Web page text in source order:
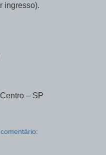
ingresso).
– SP